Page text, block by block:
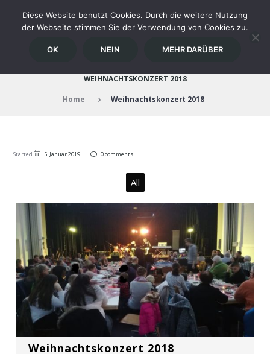
WEIHNACHTSKONZERT 2018
Home Weihnachtskonzert 2018
Started 5. Januar 2019 0 comments
All
Weihnachtskonzert 2018
Diese Website benutzt Cookies. Durch die weitere Nutzung
der Webseite stimmen Sie der Verwendung von Cookies zu.
OK NEIN MEHR DARÜBER